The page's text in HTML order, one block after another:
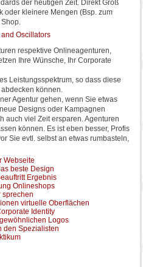
der heutigen Zeit. Direkt Groß
oder kleinere Mengen (Bsp. zum
Oscillators
respektive Onlineagenturen,
Ihre Wünsche, Ihr Corporate
Leistungsspektrum, so dass diese
können.
Agentur gehen, wenn Sie etwas
Designs oder Kampagnen
auch viel Zeit ersparen. Agenturen
können. Es ist eben besser, Profis
Sie evtl. selbst an etwas rumbasteln,
Webseite
beste Design
Ergebnis
Onlineshops
sprechen
virtuelle Oberflächen
Identity
Logos
den Spezialisten